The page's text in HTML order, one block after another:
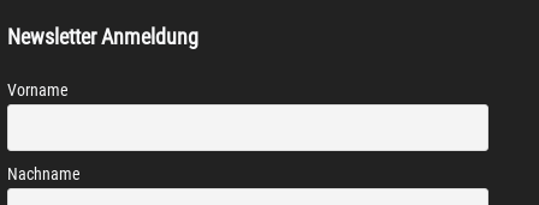
Newsletter Anmeldung
Vorname
Nachname